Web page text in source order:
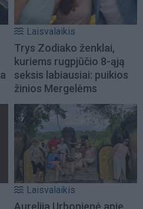
Laisvalaikis
Trys Zodiako ženklai,
kuriems rugpjūčio 8-ąją
seksis labiausiai: puikios
žinios Mergelėms
Laisvalaikis
Aurelija Urbonienė apie